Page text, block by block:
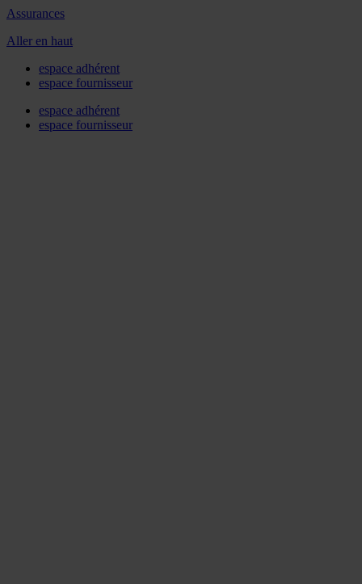
Assurances
Aller en haut
espace adhérent
espace fournisseur
espace adhérent
espace fournisseur